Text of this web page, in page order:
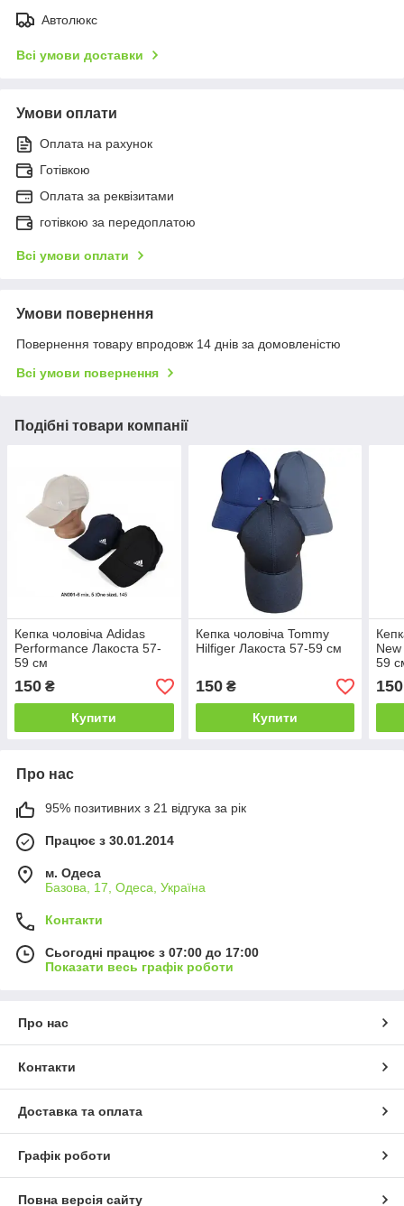
Автолюкс
Всі умови доставки
Умови оплати
Оплата на рахунок
Готівкою
Оплата за реквізитами
готівкою за передоплатою
Всі умови оплати
Умови повернення
Повернення товару впродовж 14 днів за домовленістю
Всі умови повернення
Подібні товари компанії
Кепка чоловіча Adidas
Performance Лакоста 57-
59 см
150 ₴
Купити
Кепка чоловіча Tommy
Hilfiger Лакоста 57-59 см
150₴
Купити
59
150
Про нас
95% позитивних з 21 відгука за рік
Працює з 30.01.2014
м. Одеса
Базова, 17, Одеса, Україна
Контакти
Сьогодні працює з 07:00 до 17:00
Показати весь графік роботи
Про нас
Контакти
Доставка та оплата
Графік роботи
Повна версія сайту